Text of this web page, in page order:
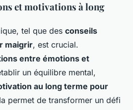
et motivations à long
tel que des conseils
maigrir, est crucial.
entre émotions et
un équilibre mental,
au long terme pour
permet de transformer un défi